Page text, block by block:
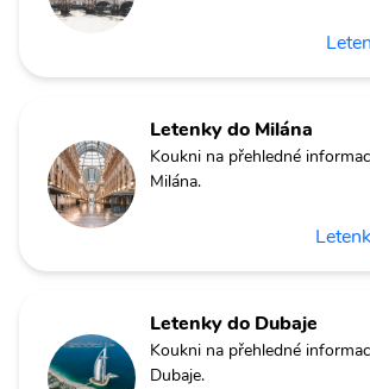
Letenky do Milána
Koukni na přehledné
Milána.
Letenky do Dubaje
Koukni na přehledné
Dubaje.